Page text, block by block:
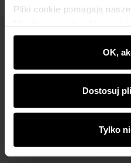
Pliki cookie pomagają
wyświetlać im dopasowane
rekomendacje oraz
najnowszych promocjach w
partnerom
analitycznym. Partnerzy
podczas korzystania z ich
OK,
Dostosuj
Tylko